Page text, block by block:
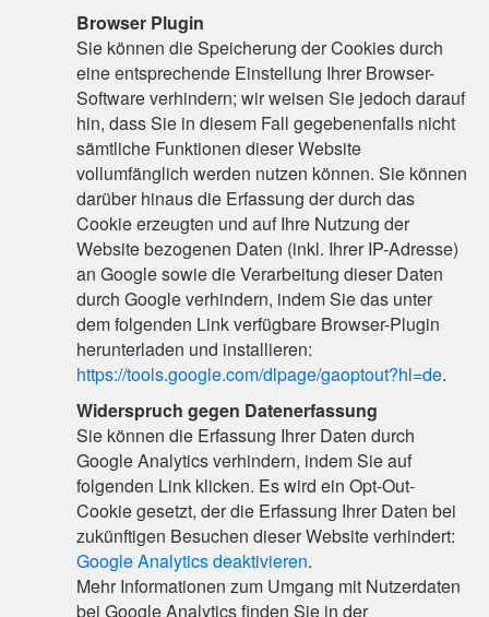
Browser Plugin
Sie können die Speicherung der Cookies durch
eine entsprechende Einstellung Ihrer Browser-
Software verhindern; wir weisen Sie jedoch darauf
hin, dass Sie in diesem Fall gegebenenfalls nicht
sämtliche Funktionen dieser Website
vollumfänglich werden nutzen können. Sie können
darüber hinaus die Erfassung der durch das
Cookie erzeugten und auf Ihre Nutzung der
Website bezogenen Daten (inkl. Ihrer IP-Adresse)
an Google sowie die Verarbeitung dieser Daten
durch Google verhindern, indem Sie das unter
dem folgenden Link verfügbare Browser-Plugin
herunterladen und installieren:
https://tools.google.com/dlpage/gaoptout?hl=de.
Widerspruch gegen Datenerfassung
Sie können die Erfassung Ihrer Daten durch
Google Analytics verhindern, indem Sie auf
folgenden Link klicken. Es wird ein Opt-Out-
Cookie gesetzt, der die Erfassung Ihrer Daten bei
zukünftigen Besuchen dieser Website verhindert:
Google Analytics deaktivieren.
Mehr Informationen zum Umgang mit Nutzerdaten
bei Google Analytics finden Sie in der